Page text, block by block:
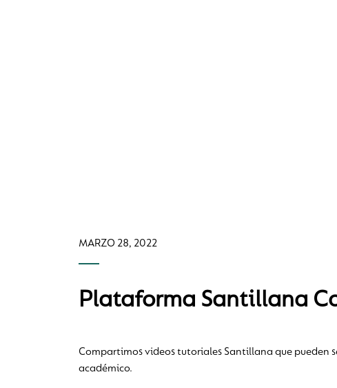
MARZO 28, 2022
Plataforma Santillana
Compartimos videos tutoriales Santillana que pueden
académico.